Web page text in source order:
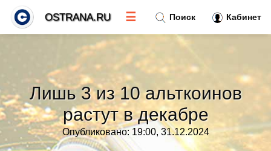
Лишь 3 из 10 альткоинов
растут в декабре
Опубликовано: 19:00, 31.12.2024
Поиск Кабинет
OSTRANA.RU ☰
Тренды новостей»
Рубрики»